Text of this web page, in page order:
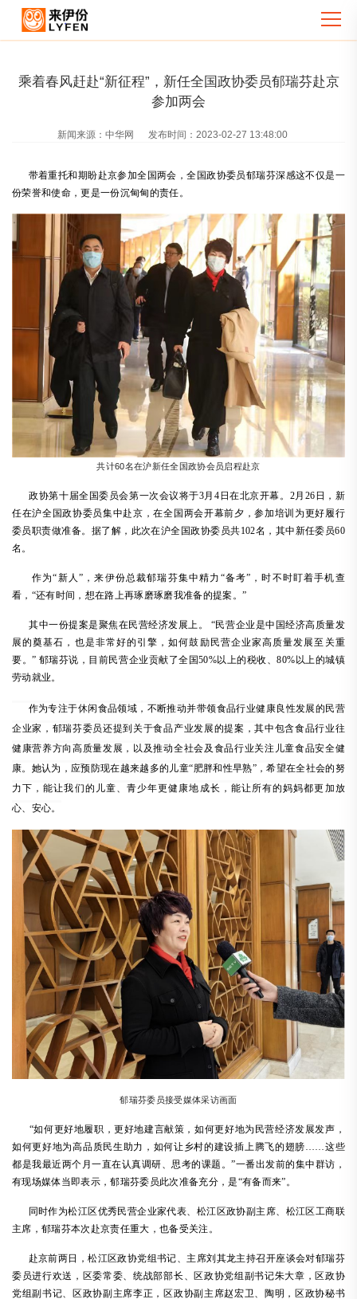
乘着春风赶赴“新征程”，新任全国政协委员郁瑞芬赴京
参加两会
新闻来源： 中华网 发布时间： 2023-02-27 13:48:00
带着重托和期盼赴京参加全国两会，全国政协委员郁瑞芬深感这不仅是一
份荣誉和使命，更是一份沉甸甸的责任。
共计60名在沪新任全国政协会员启程赴京
政协第十届全国委员会第一次会议将于3月4日在北京开幕。2月26日，新
任在沪全国政协委员集中赴京，在全国两会开幕前夕，参加培训为更好履行
委员职责做准备。据了解，此次在沪全国政协委员共102名，其中新任委员60
名。
作为“新人”，来伊份总裁郁瑞芬集中精力“备考”，时不时盯着手机查
看，“还有时间，想在路上再琢磨琢磨我准备的提案。”
其中一份提案是聚焦在民营经济发展上。
“民营企业是中国经济高质量发
展的奠基石，也是非常好的引擎，如何鼓励民营企业家高质量发展至关重
要。” 郁瑞芬说，目前民营企业贡献了全国50%以上的税收、80%以上的城镇
劳动就业。
作为专注于休闲食品领域，不断推动并带领食品行业健康良性发展的民营
企业家，郁瑞芬委员还提到关于食品产业发展的提案，其中包含食品行业往
健康营养方向高质量发展，以及推动全社会及食品行业关注儿童食品安全健
康。她认为，应预防现在越来越多的儿童“肥胖和性早熟”，希望在全社会的努
力下，能让我们的儿童、青少年更健康地成长，能让所有的妈妈都更加放
心、安心。
郁瑞芬委员接受媒体采访画面
“如何更好地履职，更好地建言献策，如何更好地为民营经济发展发声，
如何更好地为高品质民生助力，如何让乡村的建设插上腾飞的翅膀……这些
都是我最近两个月一直在认真调研、思考的课题。”一番出发前的集中群访，
有现场媒体当即表示，郁瑞芬委员此次准备充分，是“有备而来”。
同时作为松江区优秀民营企业家代表、松江区政协副主席、松江区工商联
主席，郁瑞芬本次赴京责任重大，也备受关注。
赴京前两日，松江区政协党组书记、主席刘其龙主持召开座谈会对郁瑞芬
委员进行欢送，区委常委、统战部部长、区政协党组副书记朱大章，区政协
党组副书记、区政协副主席李正，区政协副主席赵宏卫、陶明，区政协秘书